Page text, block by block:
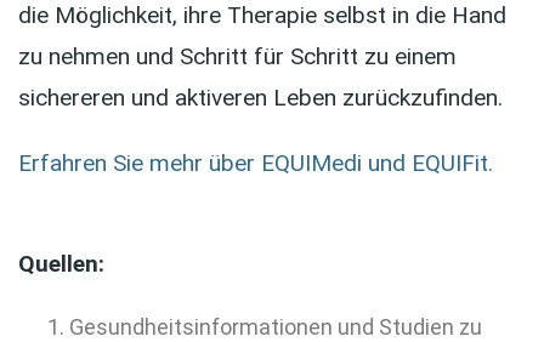
die Möglichkeit, ihre Therapie selbst in die Hand
zu nehmen und Schritt für Schritt zu einem
sichereren und aktiveren Leben zurückzufinden.
Erfahren Sie mehr über EQUIMedi und EQUIFit.
Quellen:
Gesundheitsinformationen und Studien zu